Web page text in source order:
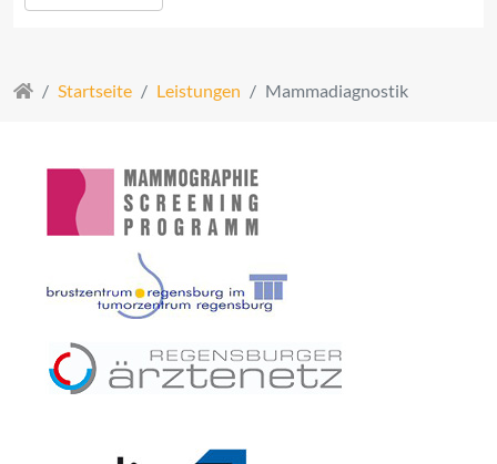
Startseite Leistungen Mammadiagnostik